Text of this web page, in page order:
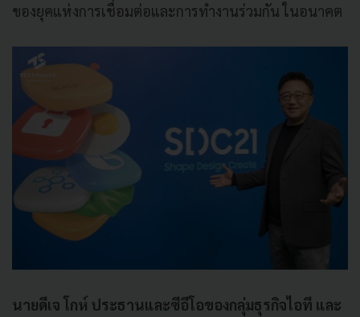
ของยุคแห่งการเชื่อมต่อและการทำงานร่วมกัน ในอนาคต
นายดีเจ โกห์ ประธานและซีอีโอของกลุ่มธุรกิจไอที และ